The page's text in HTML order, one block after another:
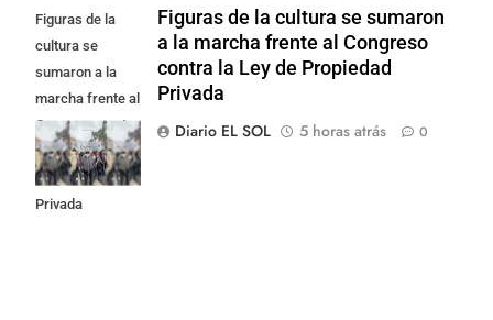
Figuras de la
cultura se
sumaron a la
marcha frente al
Congreso contra
la Ley de
Propiedad
Privada
Figuras de la cultura se sumaron
a la marcha frente al Congreso
contra la Ley de Propiedad
Privada
Diario EL SOL
5 horas atrás 0